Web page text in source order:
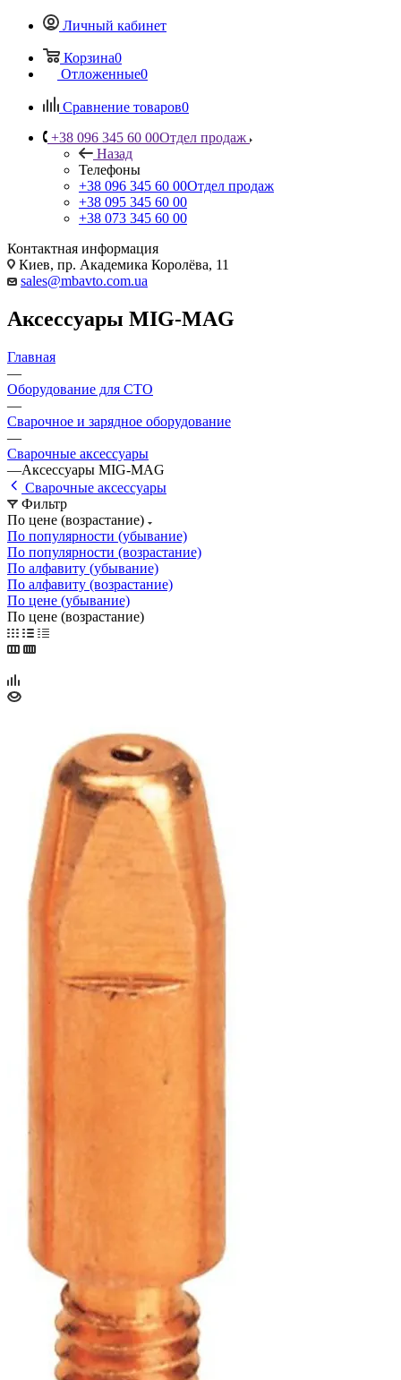
Личный кабинет
Корзина0
Отложенные0
Сравнение товаров0
+38 096 345 60 00Отдел продаж
Назад
Телефоны
+38 096 345 60 00Отдел продаж
+38 095 345 60 00
+38 073 345 60 00
Контактная информация
Киев, пр. Академика Королёва, 11
sales@mbavto.com.ua
Аксессуары МIG-МАG
Главная
—
Оборудование для СТО
—
Сварочное и зарядное оборудование
—
Сварочные аксессуары
—Аксессуары МIG-МАG
Сварочные аксессуары
Фильтр
По цене (возрастание)
По популярности (убывание)
По популярности (возрастание)
По алфавиту (убывание)
По алфавиту (возрастание)
По цене (убывание)
По цене (возрастание)